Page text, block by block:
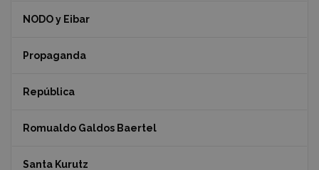
NODO y Eibar
Propaganda
República
Romualdo Galdos Baertel
Santa Kurutz